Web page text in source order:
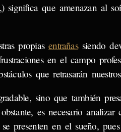
significa que amenazan al
propiasentrañassiendo
en el campo
que retrasarán
sino que también
es necesario analizar
presenten en el sueño,